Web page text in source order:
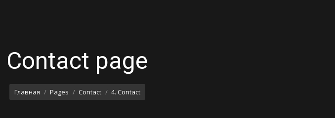
Contact page
Главная Pages Contact 4. Contact